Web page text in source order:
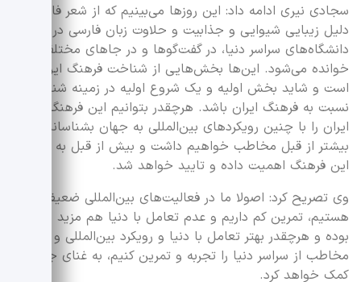
سجادی نیری ادامه داد: این روز‌ها می‌بینیم که از شعر فارسی به
دلیل زیبایی شیوایی و جذابیت و حلاوت زبان فارسی در
دانشگاه‌های سراسر دنیا، در گفت‌گو‌ها و در جاهای مختلف
خوانده می‌شود. این‌ها بخش‌هایی از شناخت فرهنگ ایران
است و شاید بخش اولیه و یک شروع اولیه در زمینه شناخت
نسبت به فرهنگ ایران باشد. هرچقدر بتوانیم این فرهنگ غنی
ایران را با چنین رویکرد‌های بین‌المللی به جهان بشناسانیم،
بیشتر از قبل مخاطب خواهیم داشت و بیش از قبل به زیبایی
این فرهنگ اهمیت داده و تایید خواهد شد.
وی تصریح کرد: اصولا ما در فعالیت‌های بین‌المللی ضعیف
هستیم، تمرین کم داریم و عدم تعامل با دنیا هم مزید بر علت
بوده و هرچقدر بهتر تعامل با دنیا و رویکرد بین‌المللی و جذب
مخاطب از سراسر دنیا را تجربه و تمرین کنیم، به غنای جشنواره
کمک خواهد کرد.